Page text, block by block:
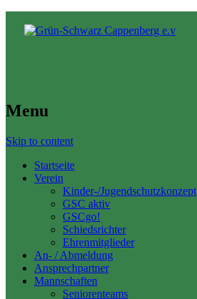
Menu
Skip to content
Startseite
Verein
Kinder-/Jugendschutzkonzept
GSC aktiv
GSCgo!
Schiedsrichter
Ehrenmitglieder
An- / Abmeldung
Ansprechpartner
Mannschaften
Seniorenteams